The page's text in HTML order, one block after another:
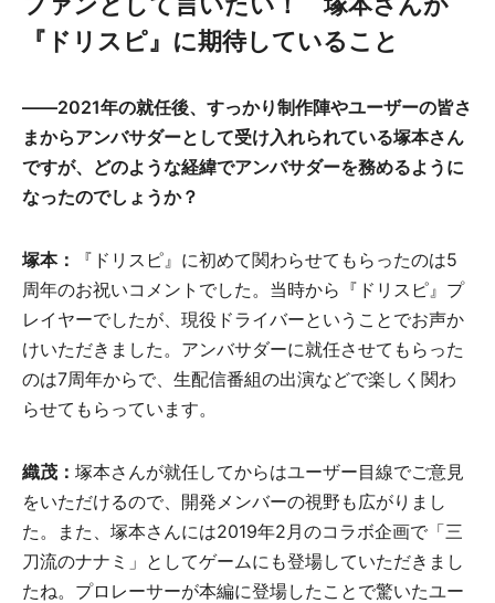
『ドリスピ』に期待していること
――2021年の就任後、すっかり制作陣やユーザーの皆さ
まからアンバサダーとして受け入れられている塚本さん
ですが、どのような経緯でアンバサダーを務めるように
なったのでしょうか？
塚本：
『ドリスピ』に初めて関わらせてもらったのは5
周年のお祝いコメントでした。当時から『ドリスピ』プ
レイヤーでしたが、現役ドライバーということでお声か
けいただきました。アンバサダーに就任させてもらった
のは7周年からで、生配信番組の出演などで楽しく関わ
らせてもらっています。
織茂： 塚本さんが就任してからはユーザー目線でご意見
をいただけるので、開発メンバーの視野も広がりまし
た。また、塚本さんには2019年2月のコラボ企画で「三
刀流のナナミ」としてゲームにも登場していただきまし
たね。プロレーサーが本編に登場したことで驚いたユー